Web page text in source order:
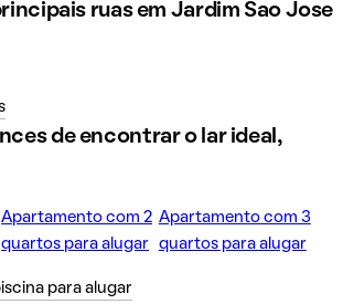
ruas em Jardim Sao Jose
de encontrar o lar ideal,
Apartamento com 2
quartos para alugar
Apartamento com 3
quartos para alugar
para alugar